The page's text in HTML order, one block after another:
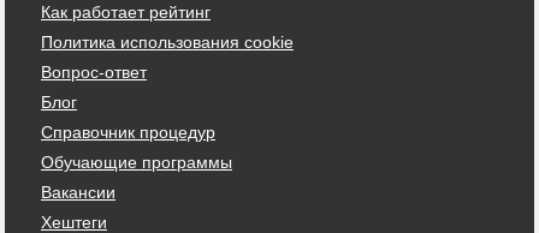
Как работает рейтинг
Политика использования cookie
Вопрос-ответ
Блог
Справочник процедур
Обучающие программы
Вакансии
Хештеги